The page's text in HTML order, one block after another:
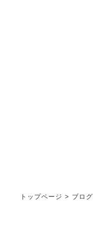
トップページ > ブログ